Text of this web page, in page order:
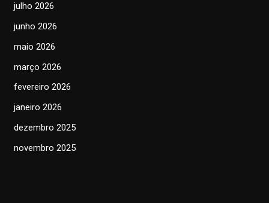
julho 2026
junho 2026
maio 2026
março 2026
fevereiro 2026
janeiro 2026
dezembro 2025
novembro 2025